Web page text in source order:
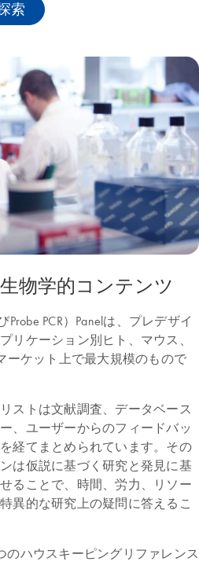
索
物学的コンテンツ
Probe PCR）Panelは、プレデザイ
リケーション別ヒト、マウス、
ーケット上で最大規模のもので
ストは文献調査、データベース
、ユーザーからのフィードバッ
経てまとめられています。その
は仮説に基づく研究と発見に基
ることで、時間、労力、リソー
異的な研究上の疑問に答えるこ
のハウスキーピングリファレンス